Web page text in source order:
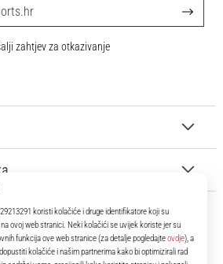
zahtjev za otkazivanje